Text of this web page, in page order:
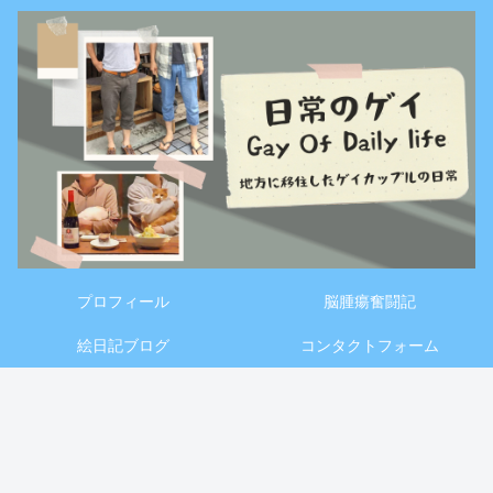
プロフィール 脳腫瘍奮闘記
絵日記ブログ コンタクトフォーム